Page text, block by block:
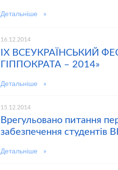
Детальніше »
16.12.2014
ІХ ВСЕУКРАЇНСЬКИЙ
ГІППОКРАТА – 2014»
Детальніше »
15.12.2014
Врегульовано питання
забезпечення студентів
Детальніше »